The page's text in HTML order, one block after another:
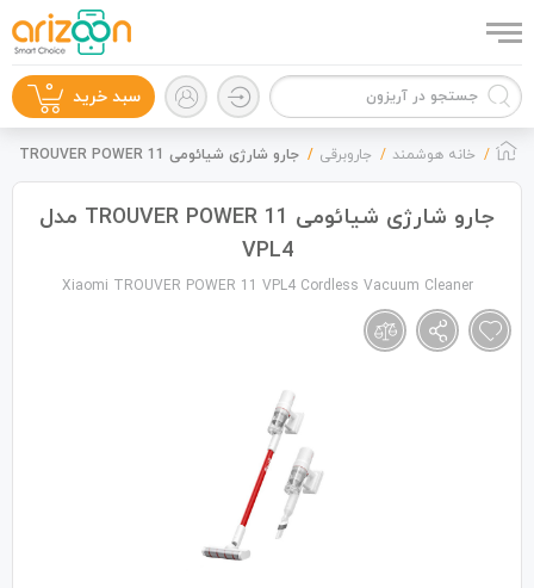
سبد خرید 0
خانه هوشمند جاروبرقی جارو شارژی شیائومی TROUVER POWER 11 مدل VPL4
جارو شارژی شیائومی TROUVER POWER 11 مدل
VPL4
Xiaomi TROUVER POWER 11 VPL4 Cordless Vacuum Cleaner